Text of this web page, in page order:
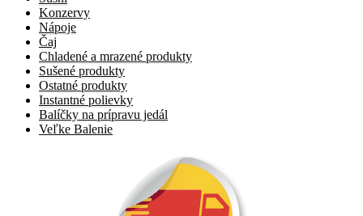
Konzervy
Nápoje
Čaj
Chladené a mrazené produkty
Sušené produkty
Ostatné produkty
Instantné polievky
Balíčky na prípravu jedál
Veľke Balenie